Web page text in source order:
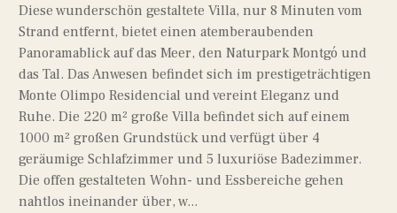
Diese wunderschön gestaltete Villa, nur 8 Minuten vom
Strand entfernt, bietet einen atemberaubenden
Panoramablick auf das Meer, den Naturpark Montgó und
das Tal. Das Anwesen befindet sich im prestigeträchtigen
Monte Olimpo Residencial und vereint Eleganz und
Ruhe. Die 220 m² große Villa befindet sich auf einem
1000 m² großen Grundstück und verfügt über 4
geräumige Schlafzimmer und 5 luxuriöse Badezimmer.
Die offen gestalteten Wohn- und Essbereiche gehen
nahtlos ineinander über, w...